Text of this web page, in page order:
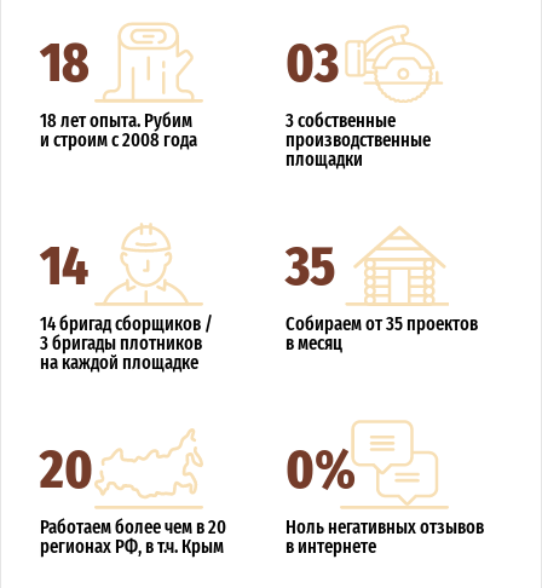
18
18 лет опыта. Рубим
и строим с 2008 года
03
3 собственные
производственные
площадки
14
14 бригад сборщиков /
3 бригады плотников
на каждой площадке
35
Собираем от 35 проектов
в месяц
20
Работаем более чем в 20
регионах РФ, в т.ч. Крым
0%
Ноль негативных отзывов
в интернете